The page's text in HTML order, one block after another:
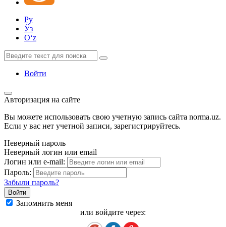
Ру
Ўз
Oʻz
Войти
Авторизация на сайте
Вы можете использовать свою учетную запись сайта norma.uz.
Если у вас нет учетной записи, зарегистрируйтесь.
Неверный пароль
Неверный логин или email
Логин или e-mail:
Пароль:
Забыли пароль?
Запомнить меня
или войдите через: